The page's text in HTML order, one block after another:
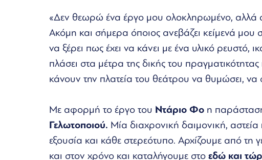
«Δεν θεωρώ ένα έργο μου ολοκληρωμένο, αλλά
Ακόμη και σήμερα όποιος ανεβάζει κείμενά μου
να ξέρει πως έχει να κάνει με ένα υλικό ρευστό,
πλάσει στα μέτρα της δικής του
κάνουν την πλατεία του θεάτρου να θυμώσει, να
Με αφορμή το έργο του Ντάριο Φο η
Γελωτοποιού. Μία διαχρονική δαιμονική,
εξουσία και κάθε στερεότυπο. Αρχίζουμε από τη
και στον χρόνο και καταλήγουμε στο εδώ και